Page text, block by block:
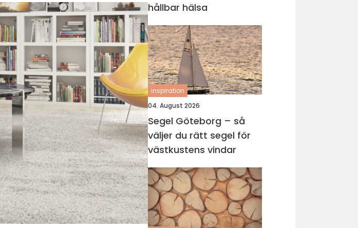
hållbar hälsa
inspiration
04. August 2026
Segel Göteborg – så
väljer du rätt segel för
västkustens vindar